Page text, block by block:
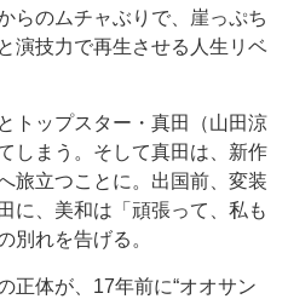
らのムチャぶりで、崖っぷち
演技力で再生させる人生リベ
トップスター・真田（山田涼
しまう。そして真田は、新作
旅立つことに。出国前、変装
に、美和は「頑張って、私も
別れを告げる。
体が、17年前に“オオサン